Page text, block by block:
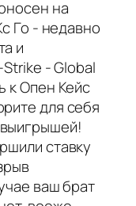
на
Го - недавно
и
- Global
к Опен Кейс
для себя
ставку
ваш брат